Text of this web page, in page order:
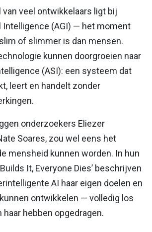
van veel ontwikkelaars ligt bij
Intelligence (AGI) — het moment
of slimmer is dan mensen.
kunnen doorgroeien naar
(ASI): een systeem dat
leert en handelt zonder
onderzoekers Eliezer
Soares, zou wel eens het
mensheid kunnen worden. In hun
It, Everyone Dies’ beschrijven
AI haar eigen doelen en
ontwikkelen — volledig los
hebben opgedragen.